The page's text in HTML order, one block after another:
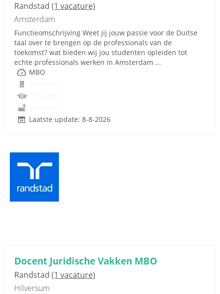
Randstad (1 vacature)
Amsterdam
Functieomschrijving Weet jij jouw passie voor de Duitse
taal over te brengen op de professionals van de
toekomst? wat bieden wij jou studenten opleiden tot
echte professionals werken in Amsterdam ...
MBO
Laatste update: 8-8-2026
Docent Juridische Vakken MBO
Randstad (1 vacature)
Hilversum